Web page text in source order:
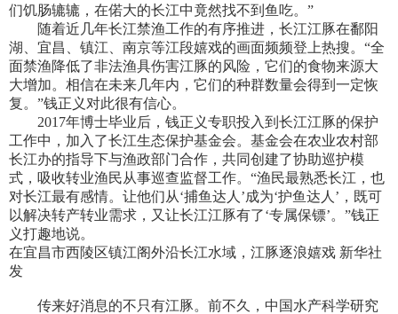
们饥肠辘辘，在偌大的长江中竟然找不到鱼吃。”
随着近几年长江禁渔工作的有序推进，长江江豚在鄱阳
湖、宜昌、镇江、南京等江段嬉戏的画面频频登上热搜。“全
面禁渔降低了非法渔具伤害江豚的风险，它们的食物来源大
大增加。相信在未来几年内，它们的种群数量会得到一定恢
复。”钱正义对此很有信心。
2017年博士毕业后，钱正义专职投入到长江江豚的保护
工作中，加入了长江生态保护基金会。基金会在农业农村部
长江办的指导下与渔政部门合作，共同创建了协助巡护模
式，吸收转业渔民从事巡查监督工作。“渔民最熟悉长江，也
对长江最有感情。让他们从‘捕鱼达人’成为‘护鱼达人’，既可
以解决转产转业需求，又让长江江豚有了‘专属保镖’。”钱正
义打趣地说。
在宜昌市西陵区镇江阁外沿长江水域，江豚逐浪嬉戏 新华社
发
传来好消息的不只有江豚。前不久，中国水产科学研究